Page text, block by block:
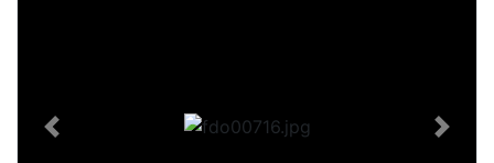
Previous Next